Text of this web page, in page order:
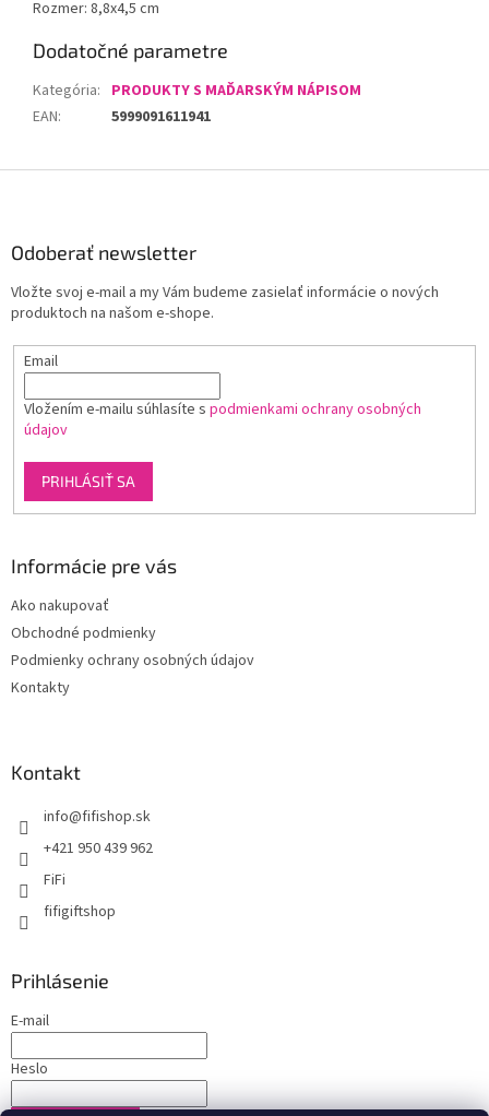
Rozmer: 8,8x4,5 cm
Dodatočné parametre
Kategória: PRODUKTY S MAĎARSKÝM NÁPISOM
EAN: 5999091611941
Odoberať newsletter
Vložte svoj e-mail a my Vám budeme zasielať informácie o nových
produktoch na našom e-shope.
Email
Vložením e-mailu súhlasíte s podmienkami ochrany osobných
údajov
PRIHLÁSIŤ SA
Informácie pre vás
Ako nakupovať
Obchodné podmienky
Podmienky ochrany osobných údajov
Kontakty
Kontakt
info@fifishop.sk
+421 950 439 962
FiFi
fifigiftshop
Prihlásenie
E-mail
Heslo